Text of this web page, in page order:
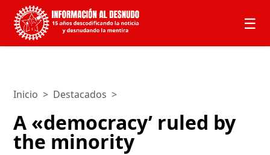
☰
Inicio > Destacados >
A «democracy’ ruled by
the minority